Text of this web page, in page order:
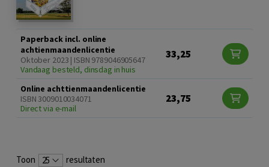
Paperback incl. online
achtienmaandenlicentie
Oktober 2023 | ISBN 9789046905647
Vandaag besteld, dinsdag in huis
33,25
Online achttienmaandenlicentie
ISBN 3009010034071
Direct via e-mail
23,75
Toon 25 resultaten